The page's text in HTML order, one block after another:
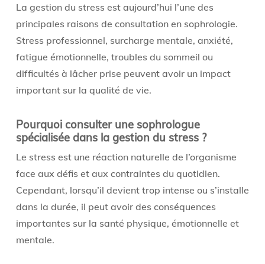
La gestion du stress est aujourd’hui l’une des
principales raisons de consultation en sophrologie.
Stress professionnel, surcharge mentale, anxiété,
fatigue émotionnelle, troubles du sommeil ou
difficultés à lâcher prise peuvent avoir un impact
important sur la qualité de vie.
Pourquoi consulter une sophrologue
spécialisée dans la gestion du stress ?
Le stress est une réaction naturelle de l’organisme
face aux défis et aux contraintes du quotidien.
Cependant, lorsqu’il devient trop intense ou s’installe
dans la durée, il peut avoir des conséquences
importantes sur la santé physique, émotionnelle et
mentale.